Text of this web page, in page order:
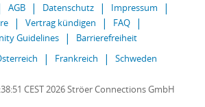
AGB Datenschutz
Impressum
Vertrag kündigen
FAQ
Guidelines
Barrierefreiheit
Frankreich Schweden
CEST 2026 Ströer Connections GmbH